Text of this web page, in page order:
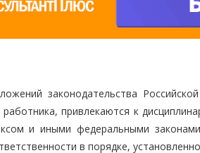
законодательства
привлекаются к
и иными федеральными
в порядке,